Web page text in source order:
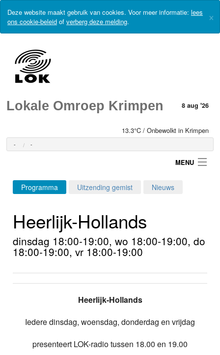
Deze website maakt gebruik van cookies. Voor meer informatie: lees
ons cookie-beleid of verberg deze melding. ×
Lokale Omroep Krimpen 8 aug '26
13.3°C / Onbewolkt in Krimpen
- -
MENU
Login
Home
Programma's
Video
Webcam
Programma Uitzending gemist Nieuws
Heerlijk-Hollands
dinsdag 18:00-19:00, wo 18:00-19:00, do
18:00-19:00, vr 18:00-19:00
Heerlijk-Hollands
Iedere dinsdag, woensdag, donderdag en vrijdag
presenteert LOK-radio tussen 18.00 en 19.00